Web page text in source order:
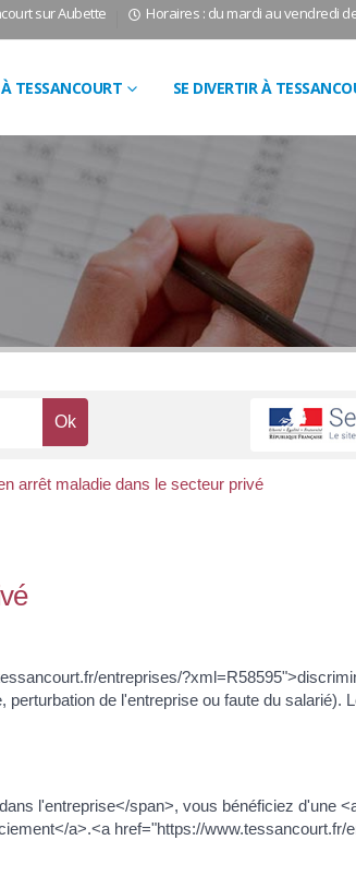
sur Aubette Horaires : du mardi au vendredi
TESSANCOURT SE DIVERTIR À
arrêt maladie dans le secteur privé
entreprises/
de l'entreprise ou faute du salarié).
l'entreprise</span>, vous bénéficiez d'une
a>.<a href="https://www.tessancourt.fr/